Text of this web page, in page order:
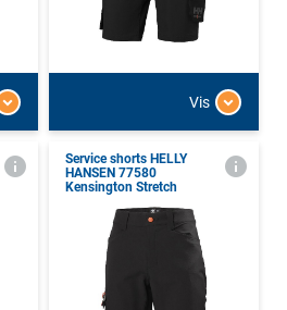
Vis
Service shorts HELLY
HANSEN 77580
Kensington Stretch